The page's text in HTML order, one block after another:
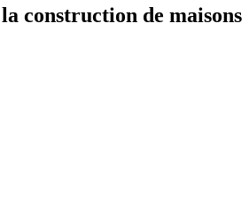
construction de maisons